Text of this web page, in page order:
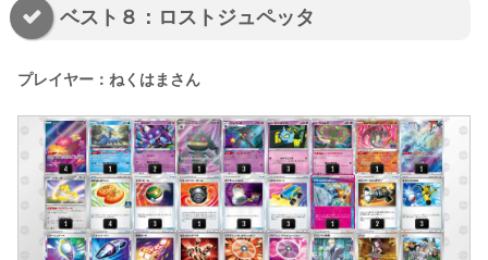
ベスト８：ロストジュペッタ
プレイヤー：ねくはまさん